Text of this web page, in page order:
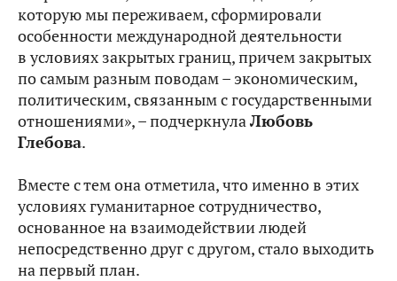
которую мы переживаем, сформировали
особенности международной деятельности
в условиях закрытых границ, причем закрытых
по самым разным поводам – экономическим,
политическим, связанным с государственными
отношениями», – подчеркнулаЛюбовь
Глебова.
Вместе с тем она отметила, что именно в этих
условиях гуманитарное сотрудничество,
основанное на взаимодействии людей
непосредственно друг с другом, стало выходить
на первый план.